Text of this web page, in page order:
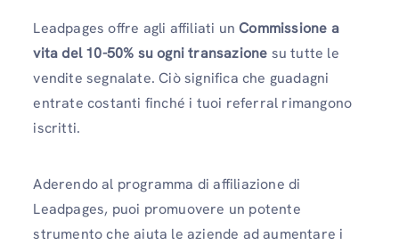
Leadpages offre agli affiliati un Commissione a
vita del 10-50% su ogni transazione su tutte le
vendite segnalate. Ciò significa che guadagni
entrate costanti finché i tuoi referral rimangono
iscritti.
Aderendo al programma di affiliazione di
Leadpages, puoi promuovere un potente
strumento che aiuta le aziende ad aumentare i